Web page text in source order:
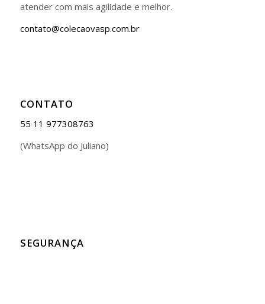
atender com mais agilidade e melhor.
contato@colecaovasp.com.br
CONTATO
55 11 977308763
(WhatsApp do Juliano)
SEGURANÇA